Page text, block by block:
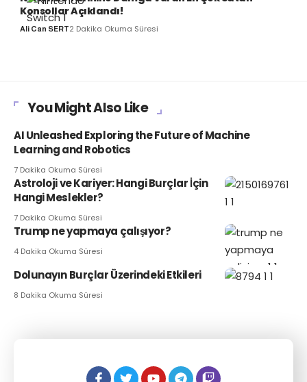
Konsollar Açıklandı!
Ali Can SERT2 Dakika Okuma Süresi
You Might Also Like
AI Unleashed Exploring the Future of Machine
Learning and Robotics
7 Dakika Okuma Süresi
Astroloji ve Kariyer: Hangi Burçlar İçin
Hangi Meslekler?
7 Dakika Okuma Süresi
Trump ne yapmaya çalışıyor?
4 Dakika Okuma Süresi
Dolunayın Burçlar Üzerindeki Etkileri
8 Dakika Okuma Süresi